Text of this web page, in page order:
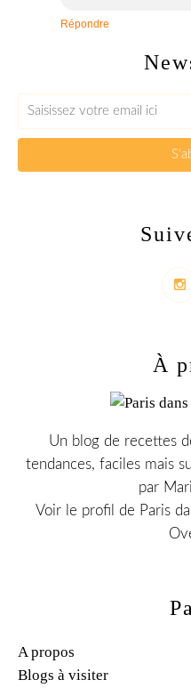
Répondre
A propos
Blogs à visiter
À
Un blog de recettes
tendances, faciles mais
par
Voir le profil de Paris